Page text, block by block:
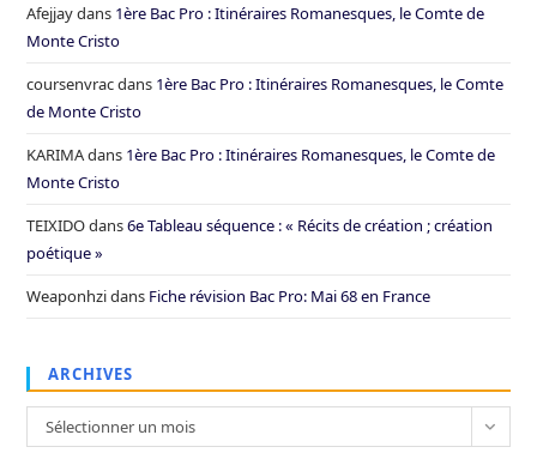
Afejjaydans 1ère Bac Pro : Itinéraires Romanesques, le Comte de
Monte Cristo
coursenvracdans 1ère Bac Pro : Itinéraires Romanesques, le Comte
de Monte Cristo
KARIMAdans 1ère Bac Pro : Itinéraires Romanesques, le Comte de
Monte Cristo
TEIXIDOdans6e Tableau séquence : « Récits de création ; création
poétique »
Weaponhzidans Fiche révision Bac Pro: Mai 68 en France
ARCHIVES
Archives
Sélectionner un mois